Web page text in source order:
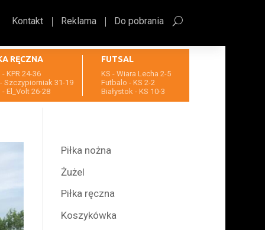
Kontakt Reklama Do pobrania
RĘCZNA
- KPR 24-36
- Szczypiorniak 31-19
- El_Volt 26-28
FUTSAL
KS - Wiara Lecha 2-5
Futbalo - KS 2-2
Białystok - KS 10-3
Piłka nożna
Żużel
Piłka ręczna
Koszykówka